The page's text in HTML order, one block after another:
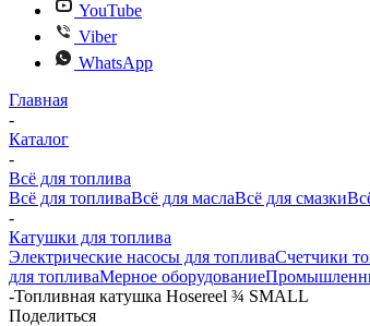
YouTube
Viber
WhatsApp
Главная
-
Каталог
-
Всё для топлива
Всё для топливаВсё для маслаВсё для смазки
-
Катушки для топлива
Электрические насосы для топливаСчетчики
для топливаМерное оборудование
-Топливная катушка Hosereel ¾ SMALL
Поделиться